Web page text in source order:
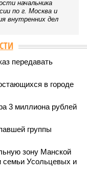
в Армению и
и довкладывалась
заявил, что
2 млрд долларов
дороги (ЮКЖД).
«дочкой» ОАО «РЖД»,
И в
вопросов не к